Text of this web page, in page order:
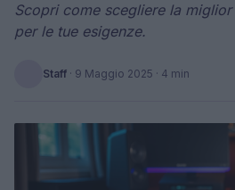
Scopri come scegliere la
per le tue esigenze.
Staff · 9 Maggio 2025 · 4 min